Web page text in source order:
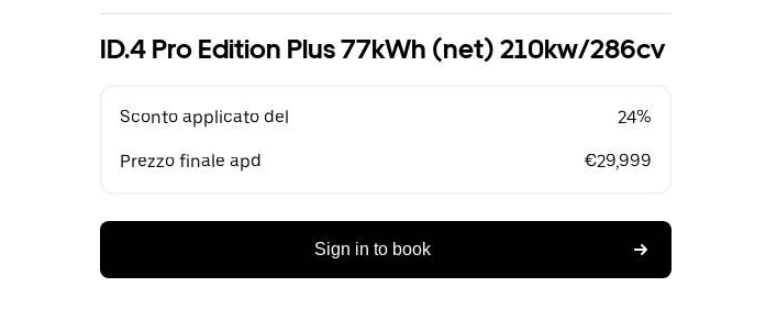
ID.4 Pro Edition Plus 77kWh (net) 210kw/286cv
Sconto applicato del 24%
Prezzo finale apd €29,999
Sign in to book